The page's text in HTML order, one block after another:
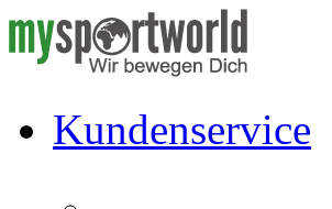
Kundenservice